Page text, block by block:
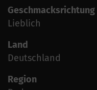
Geschmacksrichtung
Lieblich
Land
Deutschland
Region